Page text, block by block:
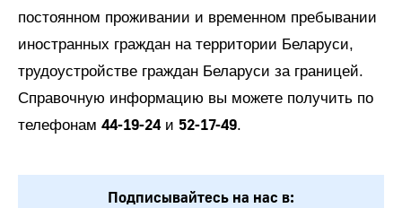
постоянном проживании и временном пребывании
иностранных граждан на территории Беларуси,
трудоустройстве граждан Беларуси за границей.
Справочную информацию вы можете получить по
телефонам 44-19-24 и 52-17-49.
Подписывайтесь на нас в: